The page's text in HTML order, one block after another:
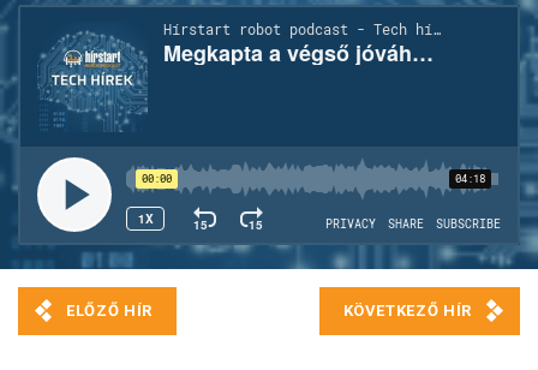
TECH HÍREK
FILM-ZENE-SZÓRAKOZÁS
PLAYLIST
MI AZ A ROBOT PODCAST?